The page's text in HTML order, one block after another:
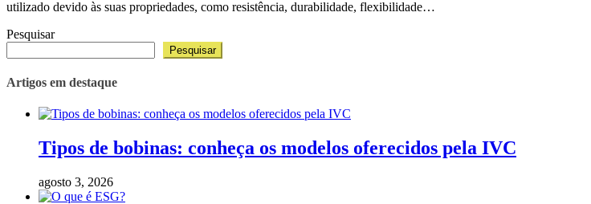
utilizado devido às suas propriedades, como resistência, durabilidade, flexibilidade…
Pesquisar
Pesquisar
Artigos em destaque
Tipos de bobinas: conheça os modelos oferecidos pela IVC
agosto 3, 2026